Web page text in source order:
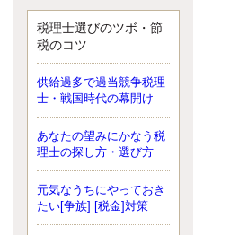
と思いましたが、そこはセンスある
後のブロガーに任せようと思いま
更新:2017年5月1日(大阪市北区)
---------------------
サクセス会計事務所
サクセス税理士のお役立ちブ
ログ
平成２７年１月１日以降開始の相続
より、相続税の基礎控除額（相続税
が課税されない遺産の上限額）が縮
小されたため、お亡くなりになった
税理士選びのツボ・節
税のコツ
供給過多で過当競争税理
士・戦国時代の幕開け
あなたの望みにかなう税
理士の探し方・選び方
元気なうちにやっておき
たい[争族] [税金]対策